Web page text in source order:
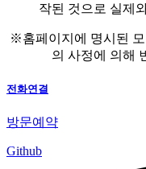
작된 것으로 실제
※홈페이지에 명시된
의 사정에 의해
전화연결
방문예약
Github